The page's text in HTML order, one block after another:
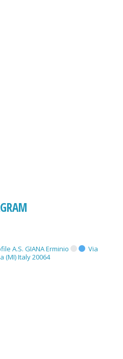
A.S. GIANA Erminio
Via
(MI) Italy 20064